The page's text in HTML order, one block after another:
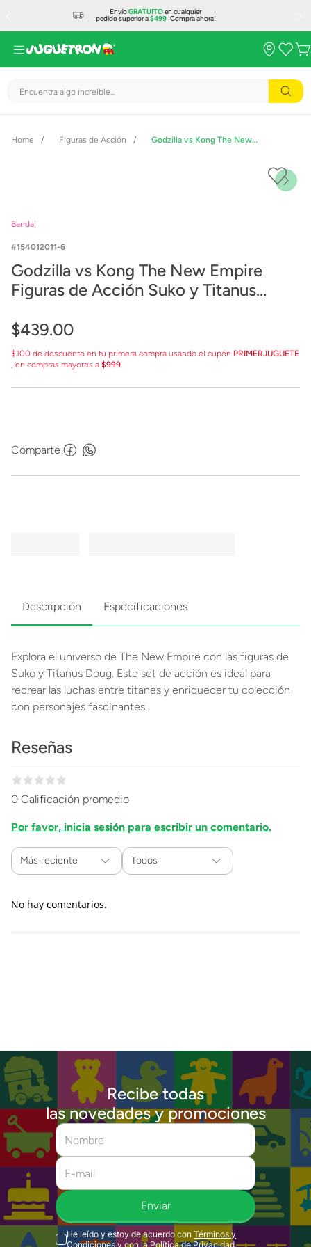
EnvíoGRATUITOen cualquier
pedido superior a$499¡Compra ahora!
Encuentra algo increíble...
Figuras de Acción Godzilla vs Kong The New Empire Figuras de Acción Suko y Titanus Doug
Bandai
154012011-6
Godzilla vs Kong The New Empire
Figuras de Acción Suko y Titanus
$439.00
$100 de descuento en tu primera compra usando el cupón PRIMERJUGUETE
, en compras mayores a $999.
Comparte
Descripción Especificaciones
Explora el universo de The New Empire con las figuras de
Suko y Titanus Doug. Este set de acción es ideal para
recrear las luchas entre titanes y enriquecer tu colección
con personajes fascinantes.
Reseñas
0 Calificación promedio
Por favor, inicia sesión para escribir un comentario.
Más reciente Todos
No hay comentarios.
Recibe todas
las novedades y promociones
Enviar
He leído y estoy de acuerdo con Términos y
Condiciones y con la Política de Privacidad.